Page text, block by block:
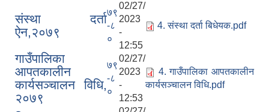
संस्था दर्ता
ऐन,२०७९
७९
-८
०
02/27/
2023
-
12:55
4. संस्था दर्ता बिधेयक.pdf
गाउँपालिका
आपतकालीन
कार्यसञ्चालन विधि,
२०७९
७९
-८
०
02/27/
2023
-
12:53
4. गाउँपालिका आपतकालीन
कार्यसञ्चालन विधि.pdf